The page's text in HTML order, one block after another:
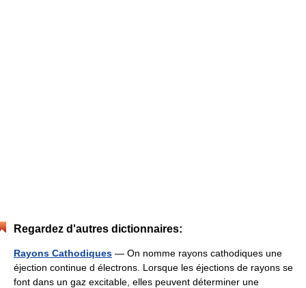
Regardez d'autres dictionnaires:
Rayons Cathodiques — On nomme rayons cathodiques une
éjection continue d électrons. Lorsque les éjections de rayons se
font dans un gaz excitable, elles peuvent déterminer une